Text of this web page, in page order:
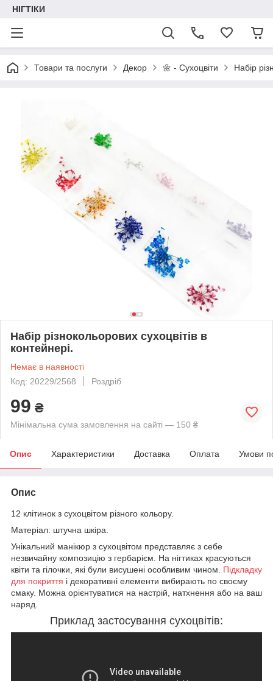
НІГТІКИ
Товари та послуги Декор 🌼 - Сухоцвіти Набір
Набір різнокольорових сухоцвітів в
контейнері.
Немає в наявності
Код: 20229/2568
Роздріб
99 ₴
Мінімальна сума замовлення на сайті — 150 ₴
Опис Характеристики Доставка Оплата Умови
Опис
12 клітинок з сухоцвітом різного кольору.
Матеріал: штучна шкіра.
Унікальний манікюр з сухоцвітом представляє з себе
незвичайну композицію з гербарієм. На нігтиках красуються
квіти та гілочки, які були висушені особливим чином. Підкладку
для покриття і декоративні елементи вибирають по своєму
смаку. Можна орієнтуватися на настрій, натхнення або на ваш
наряд.
Приклад застосування сухоцвітів: